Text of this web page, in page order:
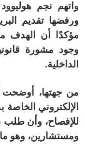
واتهم نجم
ورفضها تقديم
مؤكدًا أن الهدف
وجود مشورة
الداخلية.
من جهتها، أوضحت
الإلكتروني الخاصة
للإفصاح، وأن طلب
ومستشارين، وهو ما